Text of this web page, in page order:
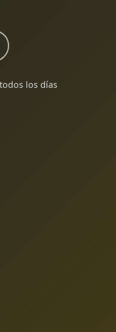
los días